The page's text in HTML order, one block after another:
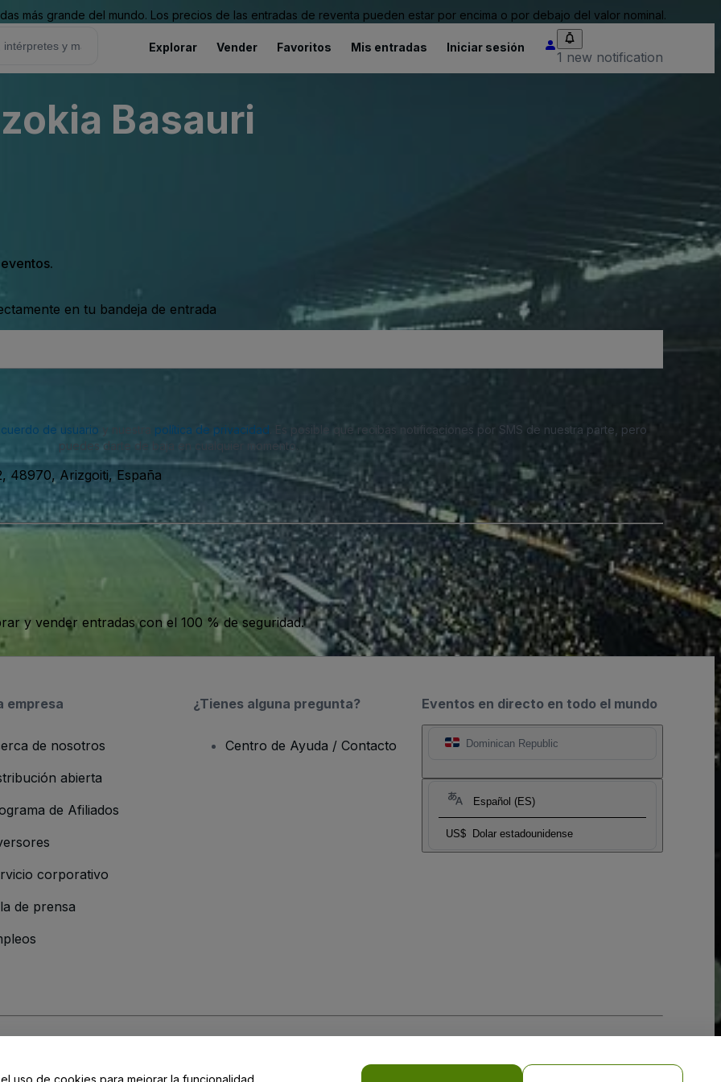
más grande del mundo. Los precios de las entradas de reventa pueden estar por encima o por debajo del valor nominal.
Explorar Vender Favoritos Mis entradas Iniciar sesión
1 new notification
Basauri
en tu bandeja de entrada
de usuario política de privacidad . Es posible que recibas notificaciones por SMS de nuestra parte, pero
puedes darte de baja en cualquier momento.
48970, Arizgoiti, España
y vender entradas con el 100 % de seguridad.
Eventos en directo en todo el mundo
Dominican Republic
Español (ES)
US$ Dolar estadounidense
empresa
de nosotros
abierta
de Afiliados
corporativo
de prensa
¿Tienes alguna pregunta?
Centro de Ayuda / Contacto
y de laPolítica de Privacidad para Móviles
uso de cookies para mejorar la funcionalidad